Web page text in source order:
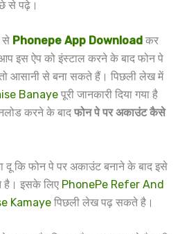
से पढ़े।
से Phonepe App Download कर
इस ऐप को इंस्टाल करने के बाद फोन पे
आसानी से बना सकते हैं। पिछली लेख में
Banaye पूरी जानकारी दिया गया है
करने के बाद फोन पे पर अकाउंट कैसे
दू कि फोन पे पर अकाउंट बनाने के बाद इसे
है। इसके लिए PhonePe Refer And
Kamaye पिछली लेख पढ़ सकते है।